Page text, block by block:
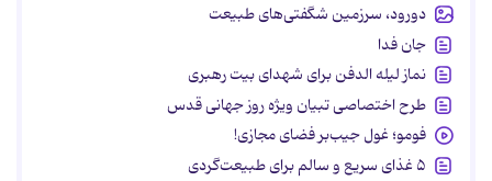
دورود، سرزمین شگفتی‌های طبیعت
جان فدا
نماز لیله الدفن برای شهدای بیت رهبری
طرح اختصاصی تبیان ویژه روز جهانی قدس
فومو؛ غول جیب‌بر فضای مجازی!
۵ غذای سریع و سالم برای طبیعت‌گردی